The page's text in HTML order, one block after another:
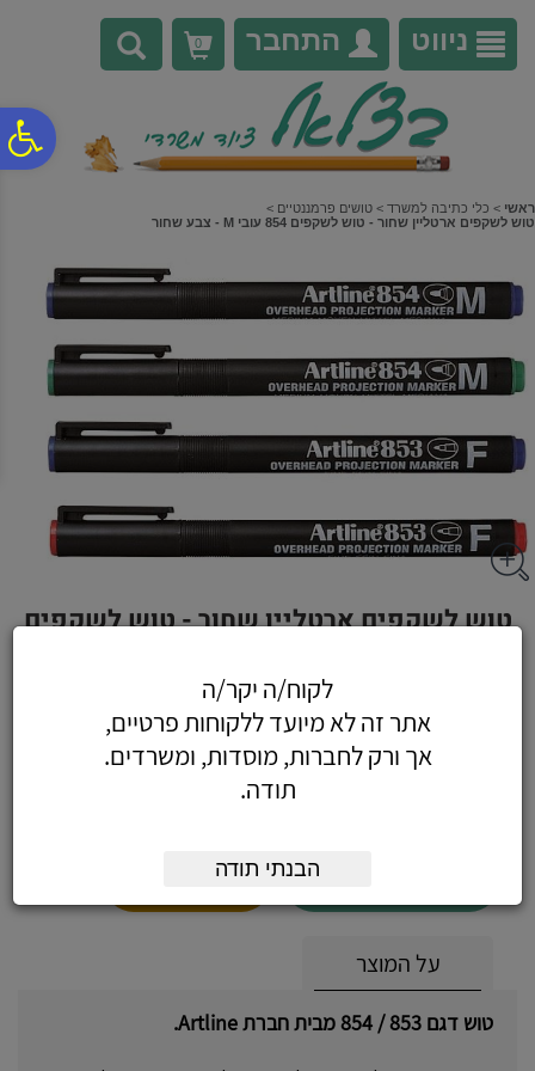
נגישות
אתר
המרכזי
ניווט התחבר 0
ראשי > כלי כתיבה למשרד > טושים פרמננטיים >
טוש לשקפים ארטליין שחור - טוש לשקפים 854 עובי M - צבע שחור
טוש לשקפים ארטליין שחור - טוש לשקפים
הזמן עכשיו
על המוצר
טוש דגם 853 / 854 מבית חברת Artline.
לקוח/ה יקר/ה
אתר זה לא מיועד ללקוחות פרטיים,
אך ורק לחברות, מוסדות, ומשרדים.
תודה.
הבנתי תודה